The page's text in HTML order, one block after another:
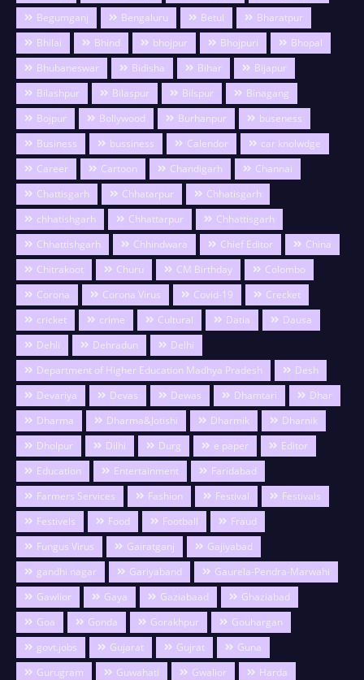
Begumganj
Bengaluru Betul
Bharatpur
Bhilai
Bhind bhojpur Bhojpuri
Bhopal
Bhubaneswar
Bidisha Bihar
Bijapur
Bilashpur
Bilaspur Bilspur
Binagang
Bojpur
Bollywood Burhanpur
buseness
Business
bussiness Calendor
car knolwdge
Career
Cartoon Chandigarh
Channai
Chattisgarh
Chhatarpur
Chhatisgarh
chhatishgarh
Chhattarpur
Chhattisgarh
Chhattishgarh
Chhindwara Chief Editor
China
Chitrakoot
Churu CM Birthday
Colombo
Corona
Corona Virus Covid-19
Crecket
cricket
crime Cultural Datia
Dausa
Dehli
Dehradun
Delhi
Department of Higher Education Madhya Pradesh
Desh
Devariya
Devas Dewas Dhamtari
Dhar
Dharma
Dharma&Jotishi Dharmik
Dharnik
Dholpur
Dilhi Durg e paper
Editor
Education
Entertainment
Faridabad
Farmers Services
Fashion Festival
Festivals
Festivels
Food Football
Fraud
Fungus Virus
Gairatganj
Gajiyabad
gandhi nagar
Gariyaband
Gaurela-Pendra-Marwahi
Gawlior
Gaya Gaziabaad
Ghaziabad
Goa
Gonda Gorakhpur
Gouhargan
govt.jobs
Gujarat Gujrat
Guna
Gurugram
Guwahati Gwalior
Harda